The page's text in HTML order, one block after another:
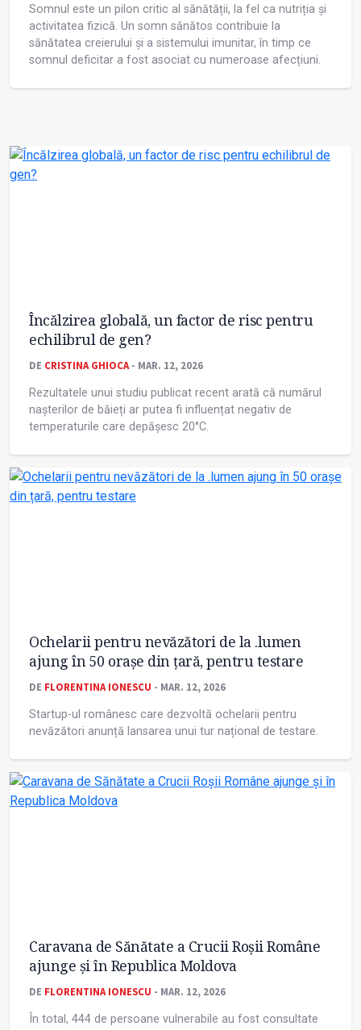
Somnul este un pilon critic al sănătății, la fel ca nutriția și
activitatea fizică. Un somn sănătos contribuie la
sănătatea creierului și a sistemului imunitar, în timp ce
somnul deficitar a fost asociat cu numeroase afecțiuni.
Încălzirea globală, un factor de risc pentru
echilibrul de gen?
DE CRISTINA GHIOCA- MAR. 12, 2026
Rezultatele unui studiu publicat recent arată că numărul
nașterilor de băieți ar putea fi influențat negativ de
temperaturile care depășesc 20°C.
Ochelarii pentru nevăzători de la .lumen
ajung în 50 orașe din țară, pentru testare
DE FLORENTINA IONESCU - MAR. 12, 2026
Startup-ul românesc care dezvoltă ochelarii pentru
nevăzători anunță lansarea unui tur național de testare.
Caravana de Sănătate a Crucii Roșii Române
ajunge și în Republica Moldova
DE FLORENTINA IONESCU - MAR. 12, 2026
În total, 444 de persoane vulnerabile au fost consultate